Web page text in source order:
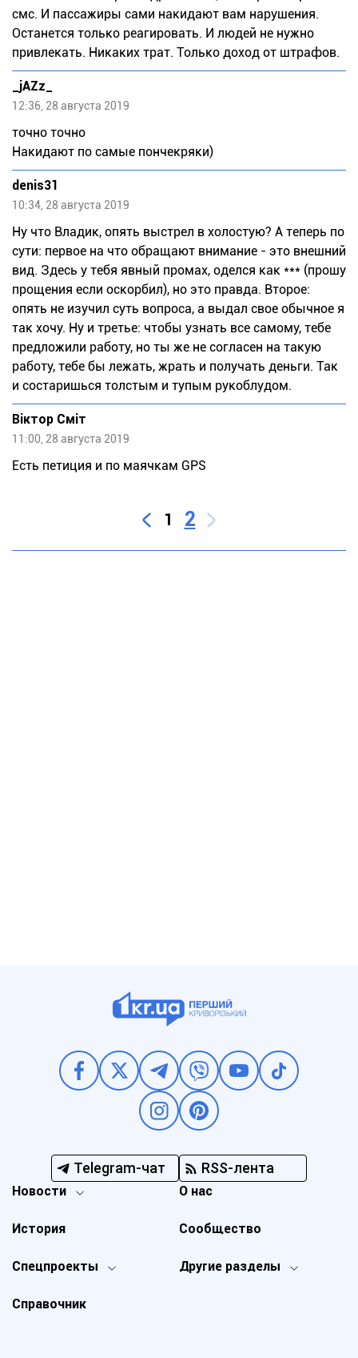
смс. И пассажиры сами накидают вам нарушения.
Останется только реагировать. И людей не нужно
привлекать. Никаких трат. Только доход от штрафов.
_jAZz_
12:36, 28 августа 2019
точно точно
Накидают по самые пончекряки)
denis31
10:34, 28 августа 2019
Ну что Владик, опять выстрел в холостую? А теперь по
сути: первое на что обращают внимание - это внешний
вид. Здесь у тебя явный промах, оделся как *** (прошу
прощения если оскорбил), но это правда. Второе:
опять не изучил суть вопроса, а выдал свое обычное я
так хочу. Ну и третье: чтобы узнать все самому, тебе
предложили работу, но ты же не согласен на такую
работу, тебе бы лежать, жрать и получать деньги. Так
и состаришься толстым и тупым рукоблудом.
Віктор Сміт
11:00, 28 августа 2019
Есть петиция и по маячкам GPS
1 2
Telegram-чат RSS-лента
Новости
Спецпроекты Другие разделы
История
О нас
Справочник
Сообщество